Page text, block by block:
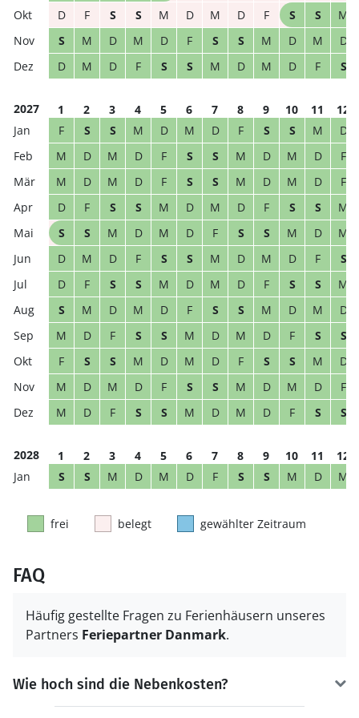
D
F S S M D M D F S S
M
S
M D M D F S S M D M
D
D
M D F S S M D M D F S
2027 1 2 3 4 5 6 7 8 9 10 11
12
F
S S M D M D F S S M
D
M
D M D F S S M D M D
F
M
D M D F S S M D M D
F
D
F S S M D M D F S S
M
S
S M D M D F S S M D
M
D
M D F S S M D M D F
S
D
F S S M D M D F S S
M
S
M D M D F S S M D M
D
M
D F S S M D M D F S
S
F
S S M D M D F S S M
D
M
D M D F S S M D M D
F
M
D F S S M D M D F S S
2028 1 2 3 4 5 6 7 8 9 10 11
12
S
S M D M D F S S M D M
frei belegt gewählter Zeitraum
FAQ
Häufig gestellte Fragen zu Ferienhäusern unseres
Partners Feriepartner Danmark.
Wie hoch sind die Nebenkosten?